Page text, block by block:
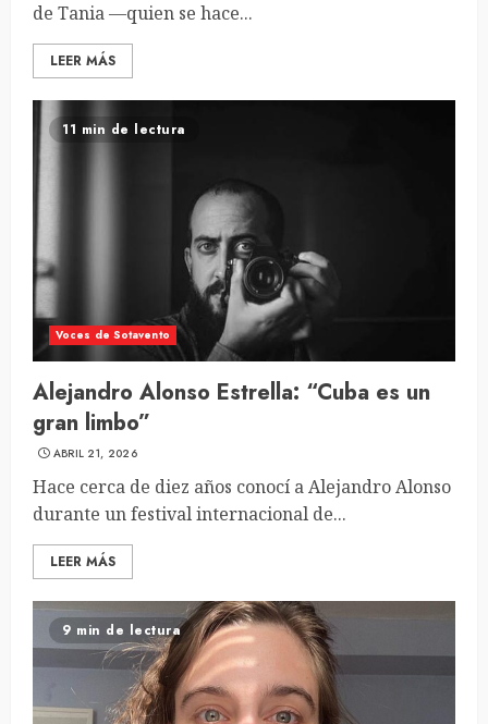
de Tania —quien se hace...
LEER MÁS
11 min de lectura
Voces de Sotavento
Alejandro Alonso Estrella: “Cuba es un
gran limbo”
ABRIL 21, 2026
Hace cerca de diez años conocí a Alejandro Alonso
durante un festival internacional de...
LEER MÁS
9 min de lectura